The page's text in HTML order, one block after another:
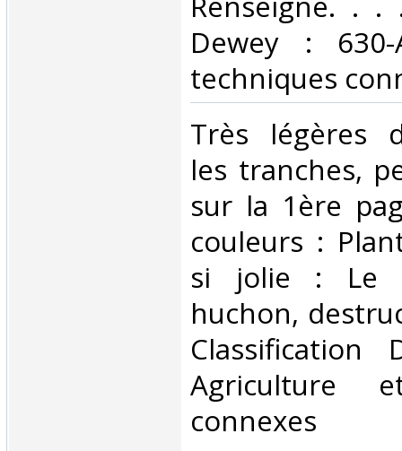
Dewey :
techniques
‎Très légères
les tranches,
sur la 1ère
couleurs :
si jolie : Le
huchon,
Classification
Agriculture
connexes‎